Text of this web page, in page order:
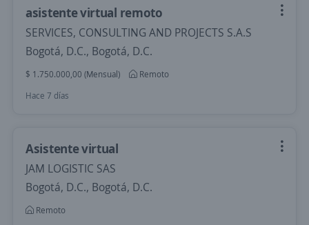
asistente virtual remoto
SERVICES, CONSULTING AND PROJECTS S.A.S
Bogotá, D.C., Bogotá, D.C.
$ 1.750.000,00 (Mensual)
Remoto
Hace 7 días
Asistente virtual
JAM LOGISTIC SAS
Bogotá, D.C., Bogotá, D.C.
Remoto